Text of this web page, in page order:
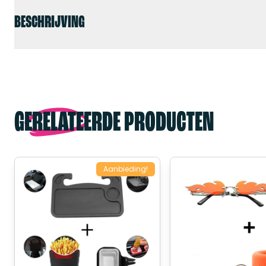
BESCHRIJVING
GERELATEERDE PRODUCTEN
Aanbieding!